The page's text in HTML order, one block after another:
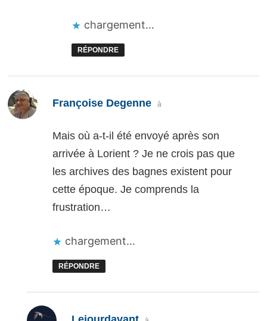
chargement…
RÉPONDRE
Françoise Degenne dit :
à
Mais où a-t-il été envoyé après son
arrivée à Lorient ? Je ne crois pas que
les archives des bagnes existent pour
cette époque. Je comprends la
frustration…
chargement…
RÉPONDRE
dit :